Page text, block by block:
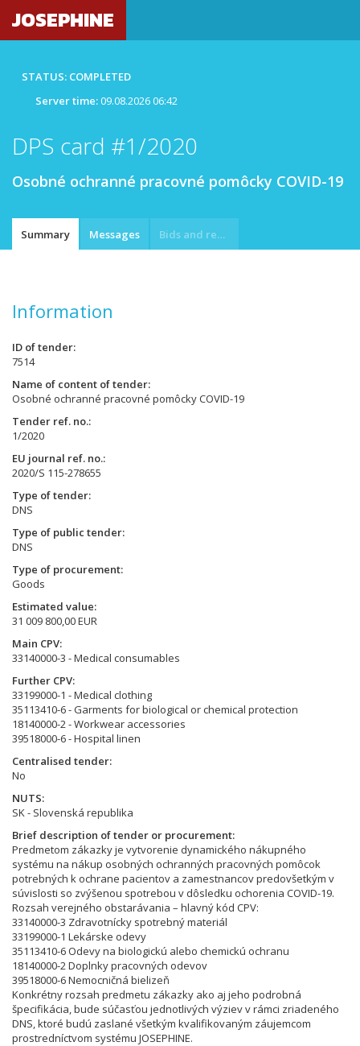
JOSEPHINE
STATUS: COMPLETED
Server time:09.08.2026 06:42
DPS card #1/2020
Osobné ochranné pracovné pomôcky COVID-19
Summary Messages Bids and requests
Information
ID of tender
7514
Name of content of tender
Osobné ochranné pracovné pomôcky COVID-19
Tender ref. no.
1/2020
EU journal ref. no.
2020/S 115-278655
Type of tender
DNS
Type of public tender
DNS
Type of procurement
Goods
Estimated value
31 009 800,00 EUR
Main CPV
33140000-3 - Medical consumables
Further CPV
33199000-1 - Medical clothing
35113410-6 - Garments for biological or chemical protection
18140000-2 - Workwear accessories
39518000-6 - Hospital linen
Centralised tender
No
NUTS
SK - Slovenská republika
Brief description of tender or procurement
Predmetom zákazky je vytvorenie dynamického nákupného
systému na nákup osobných ochranných pracovných pomôcok
potrebných k ochrane pacientov a zamestnancov predovšetkým v
súvislosti so zvýšenou spotrebou v dôsledku ochorenia COVID-19.
Rozsah verejného obstarávania – hlavný kód CPV:
33140000-3 Zdravotnícky spotrebný materiál
33199000-1 Lekárske odevy
35113410-6 Odevy na biologickú alebo chemickú ochranu
18140000-2 Doplnky pracovných odevov
39518000-6 Nemocničná bielizeň
Konkrétny rozsah predmetu zákazky ako aj jeho podrobná
špecifikácia, bude súčasťou jednotlivých výziev v rámci zriadeného
DNS, ktoré budú zaslané všetkým kvalifikovaným záujemcom
prostredníctvom systému JOSEPHINE.